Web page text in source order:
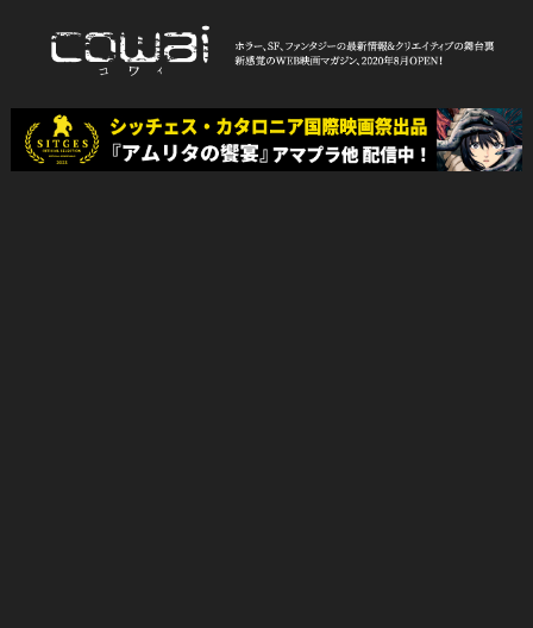
WEB映画マガジン「cowai コ
ワイ」